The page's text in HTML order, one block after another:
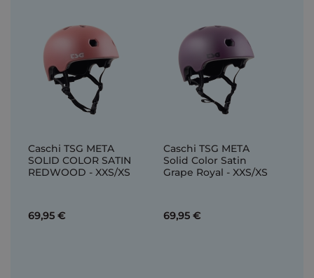
Caschi TSG META
SOLID COLOR SATIN
REDWOOD - XXS/XS
69,95 €
Caschi TSG META
Solid Color Satin
Grape Royal - XXS/XS
69,95 €